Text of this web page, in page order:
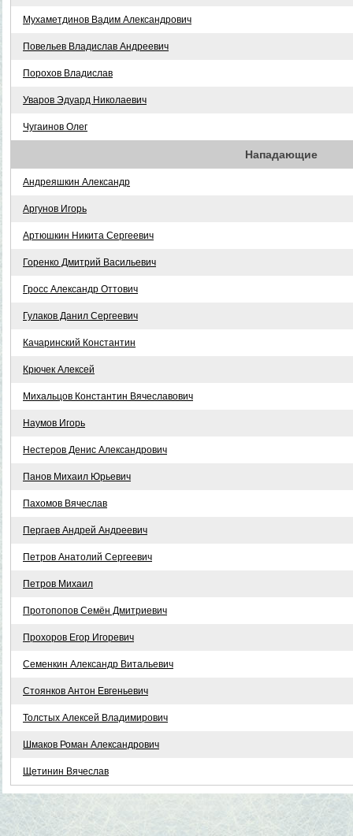
Мухаметдинов Вадим Александрович
Повельев Владислав Андреевич
Порохов Владислав
Уваров Эдуард Николаевич
Чугаинов Олег
Нападающие
Андреяшкин Александр
Аргунов Игорь
Артюшкин Никита Сергеевич
Горенко Дмитрий Васильевич
Гросс Александр Оттович
Гулаков Данил Сергеевич
Качаринский Константин
Крючек Алексей
Михальцов Константин Вячеславович
Наумов Игорь
Нестеров Денис Александрович
Панов Михаил Юрьевич
Пахомов Вячеслав
Пергаев Андрей Андреевич
Петров Анатолий Сергеевич
Петров Михаил
Протопопов Семён Дмитриевич
Прохоров Егор Игоревич
Семенкин Александр Витальевич
Стоянков Антон Евгеньевич
Толстых Алексей Владимирович
Шмаков Роман Александрович
Щетинин Вячеслав